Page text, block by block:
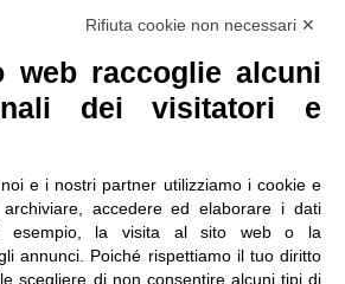
|privacy |
note legali
Rifiuta cookie non necessari ✕
web raccoglie alcuni
dei visitatori e
e i nostri partner utilizziamo i cookie e
accedere ed elaborare i dati
esempio, la visita al sito web o la
annunci. Poiché rispettiamo il tuo diritto
scegliere di non consentire alcuni tipi di